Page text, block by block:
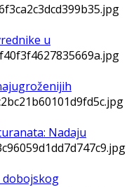
u
Nadaju
dobojskog